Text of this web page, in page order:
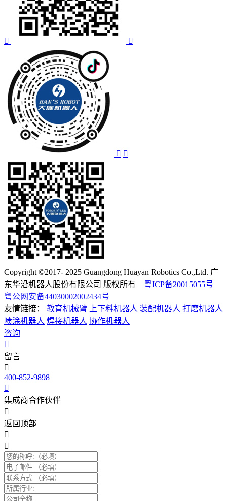
Copyright ©2017- 2025 Guangdong Huayan Robotics Co.,Ltd. 广
东华沿机器人股份有限公司 版权所有 粤ICP备20015055号
粤公网安备44030002002434号
友情链接：
教育机械臂 上下料机器人 装配机器人 打磨机器人
喷涂机器人 焊接机器人 协作机器人
咨询
留言
400-852-9898
集成商合作伙伴
返回顶部